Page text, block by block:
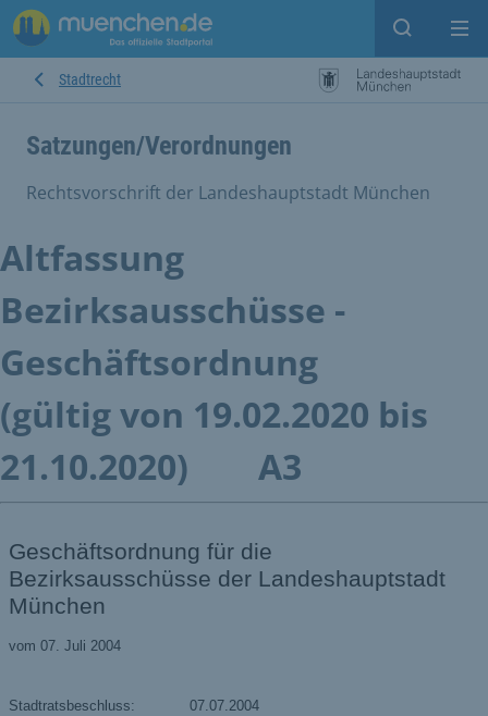
Suche
Stadtrecht
Satzungen/Verordnungen
Rechtsvorschrift der Landeshauptstadt München
Altfassung
Bezirksausschüsse -
Geschäftsordnung
(gültig von 19.02.2020 bis
21.10.2020)
A3